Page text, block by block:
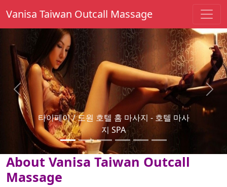
Vanisa Taiwan Outcall Massage
타이 페이는 마사지 - 부부 마사지를 파견했
다.
Previous Next
About Vanisa Taiwan Outcall
Massage